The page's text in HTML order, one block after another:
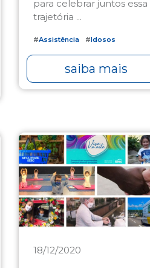
para celebrar juntos essa
trajetória ...
#Assistência #Idosos
saiba mais
Institucional
18/12/2020